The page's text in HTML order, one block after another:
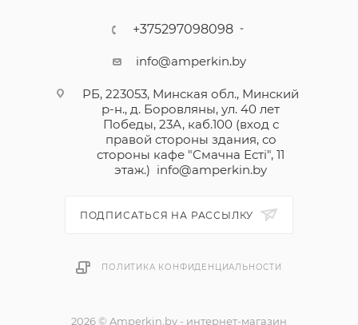
+375297098098
info@amperkin.by
РБ, 223053, Минская обл., Минский
р-н., д. Боровляны, ул. 40 лет
Победы, 23А, каб.100 (вход с
правой стороны здания, со
стороны кафе "Смачна Естi", 11
этаж.) info@amperkin.by
ПОДПИСАТЬСЯ НА РАССЫЛКУ
ПОЛИТИКА КОНФИДЕНЦИАЛЬНОСТИ
2026 © Amperkin.by - интернет-магазин